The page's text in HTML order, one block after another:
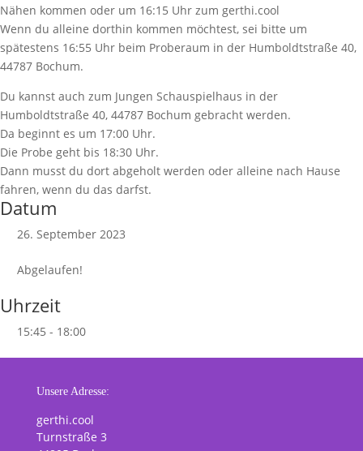
Nähen kommen oder um 16:15 Uhr zum gerthi.cool
Wenn du alleine dorthin kommen möchtest, sei bitte um
spätestens 16:55 Uhr beim Proberaum in der Humboldtstraße 40,
44787 Bochum.
Du kannst auch zum Jungen Schauspielhaus in der
Humboldtstraße 40, 44787 Bochum gebracht werden.
Da beginnt es um 17:00 Uhr.
Die Probe geht bis 18:30 Uhr.
Dann musst du dort abgeholt werden oder alleine nach Hause
fahren, wenn du das darfst.
Datum
26. September 2023
Abgelaufen!
Uhrzeit
15:45 - 18:00
Unsere Adresse:
gerthi.cool
Turnstraße 3